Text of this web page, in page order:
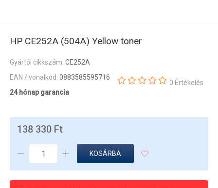
HP CE252A (504A) Yellow toner
Gyártói cikkszám: CE252A
EAN / vonalkód: 0883585595716
24 hónap garancia
0 Értékelés
138 330 Ft
KOSÁRBA